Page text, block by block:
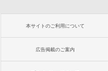
本サイトのご利用について
広告掲載のご案内